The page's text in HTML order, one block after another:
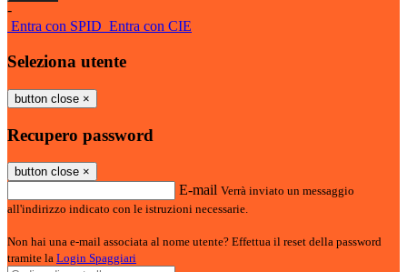
-
Entra con SPID Entra con CIE
Seleziona utente
button close ×
Recupero password
button close ×
E-mail Verrà inviato un messaggio
all'indirizzo indicato con le istruzioni necessarie.
Non hai una e-mail associata al nome utente? Effettua il reset della password
tramite la Login Spaggiari